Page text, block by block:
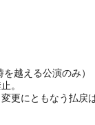
越える公演のみ）
。
更にともなう払戻